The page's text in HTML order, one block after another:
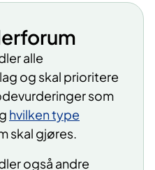
alle
og skal prioritere
som
hvilken type
skal gjøres.
også andre